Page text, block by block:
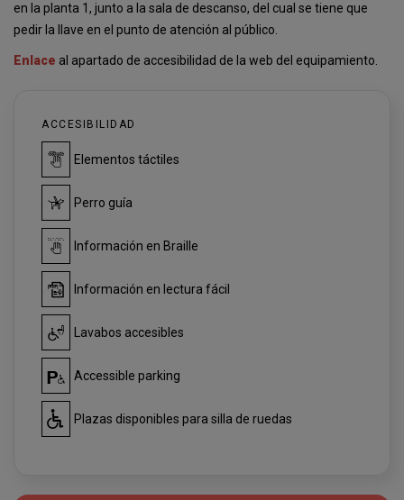
en la planta 1, junto a la sala de descanso, del cual se tiene que
pedir la llave en el punto de atención al público.
Enlace al apartado de accesibilidad de la web del equipamiento.
ACCESIBILIDAD
Elementos táctiles
Perro guía
Información en Braille
Información en lectura fácil
Lavabos accesibles
Accessible parking
Plazas disponibles para silla de ruedas